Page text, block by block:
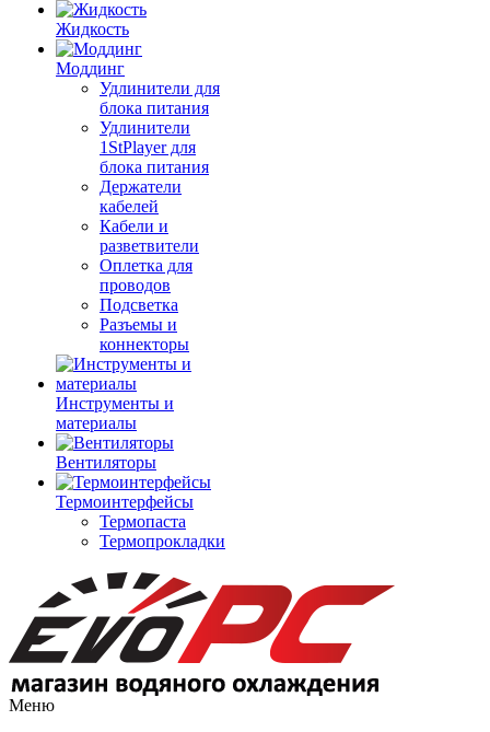
Жидкость
Моддинг
Удлинители для
блока питания
Удлинители
1StPlayer для
блока питания
Держатели
кабелей
Кабели и
разветвители
Оплетка для
проводов
Подсветка
Разъемы и
коннекторы
Инструменты и
материалы
Вентиляторы
Термоинтерфейсы
Термопаста
Термопрокладки
Меню